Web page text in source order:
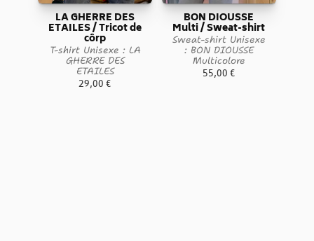
LA GHERRE DES
ETAILES / Tricot de
côrp
T-shirt Unisexe : LA
GHERRE DES
ETAILES
29,00€
BON DIOUSSE
Multi / Sweat-shirt
Sweat-shirt Unisexe
: BON DIOUSSE
Multicolore
55,00€